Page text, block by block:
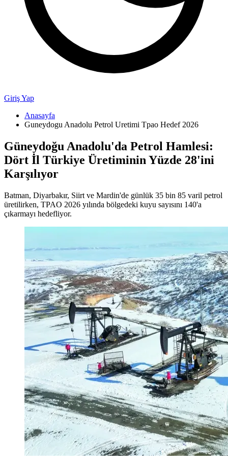
Giriş Yap
Anasayfa
Guneydogu Anadolu Petrol Uretimi Tpao Hedef 2026
Güneydoğu Anadolu'da Petrol Hamlesi:
Dört İl Türkiye Üretiminin Yüzde 28'ini
Karşılıyor
Batman, Diyarbakır, Siirt ve Mardin'de günlük 35 bin 85 varil petrol
üretilirken, TPAO 2026 yılında bölgedeki kuyu sayısını 140'a
çıkarmayı hedefliyor.